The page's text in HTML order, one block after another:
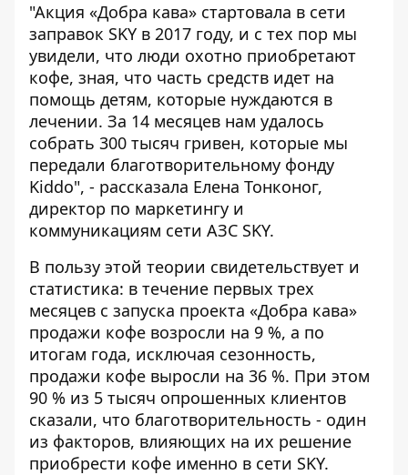
"Акция «Добра кава» стартовала в сети
заправок SKY в 2017 году, и с тех пор мы
увидели, что люди охотно приобретают
кофе, зная, что часть средств идет на
помощь детям, которые нуждаются в
лечении. За 14 месяцев нам удалось
собрать 300 тысяч гривен, которые мы
передали благотворительному фонду
Kiddo", - рассказала Елена Тонконог,
директор по маркетингу и
коммуникациям сети АЗС SKY.
В пользу этой теории свидетельствует и
статистика: в течение первых трех
месяцев с запуска проекта «Добра кава»
продажи кофе возросли на 9 %, а по
итогам года, исключая сезонность,
продажи кофе выросли на 36 %. При этом
90 % из 5 тысяч опрошенных клиентов
сказали, что благотворительность - один
из факторов, влияющих на их решение
приобрести кофе именно в сети SKY.